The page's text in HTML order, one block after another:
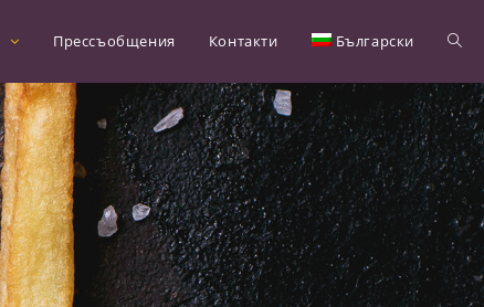
Прессъобщения Контакти Български